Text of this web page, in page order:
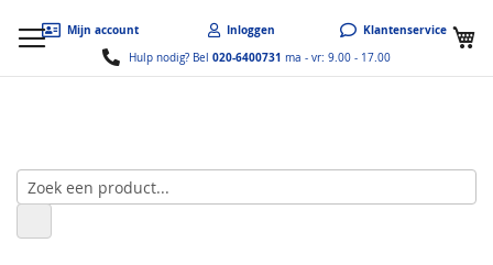
Mijn account Inloggen Klantenservice
Hulp nodig? Bel 020-6400731 ma - vr: 9.00 - 17.00